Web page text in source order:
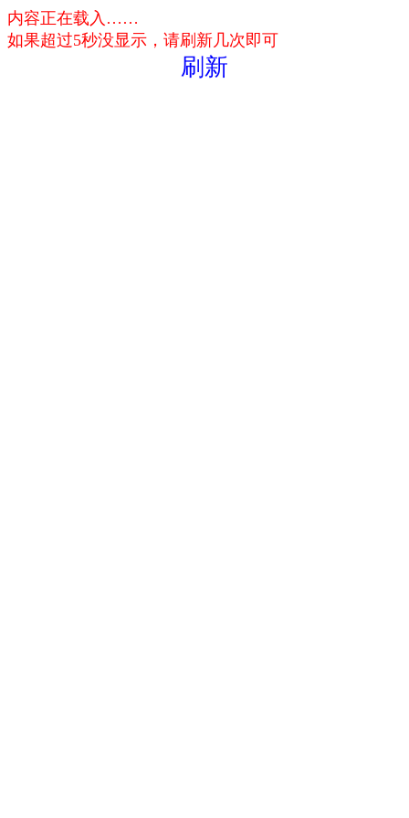
内容正在载入……
如果超过5秒没显示，请刷新几次即可
刷新